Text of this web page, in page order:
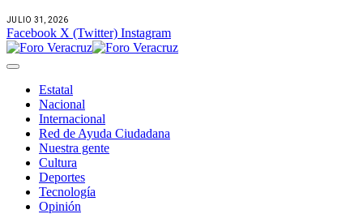
JULIO 31, 2026
Facebook X (Twitter) Instagram
Estatal
Nacional
Internacional
Red de Ayuda Ciudadana
Nuestra gente
Cultura
Deportes
Tecnología
Opinión